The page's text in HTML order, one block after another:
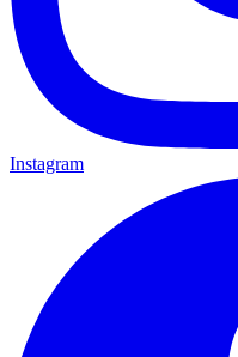
Instagram